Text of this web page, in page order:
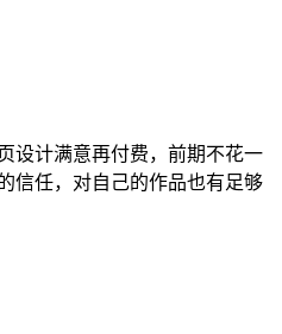
设计满意再付费，前期不花一
信任，对自己的作品也有足够